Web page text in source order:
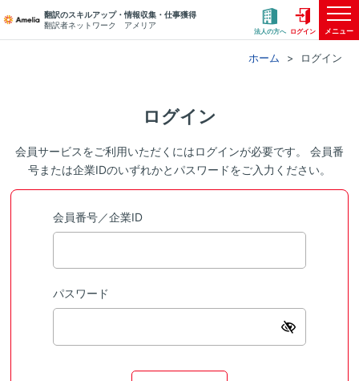
翻訳のスキルアップ・情報収集・仕事獲得
翻訳者ネットワーク アメリア
法人の方へ ログイン メニュー
ホーム ログイン
ログイン
会員サービスをご利用いただくにはログインが必要です。 会員番
号または企業IDのいずれかとパスワードをご入力ください。
会員番号／企業ID
パスワード